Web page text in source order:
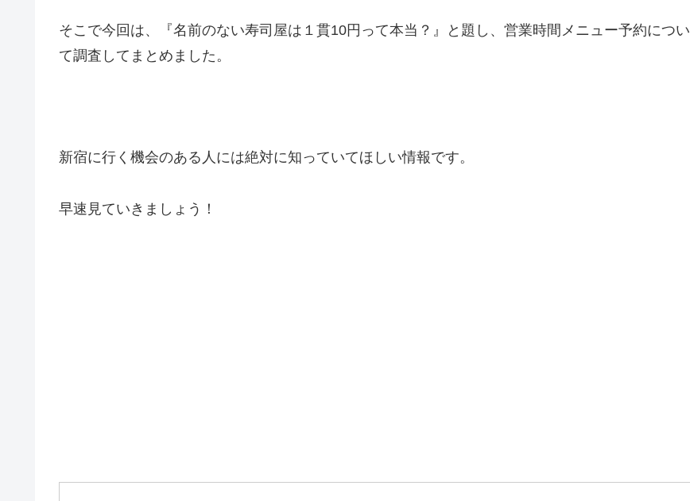
そこで今回は、『名前のない寿司屋は１貫10円って本当？』と題し、営業時間メニュー予約につい
て調査してまとめました。
新宿に行く機会のある人には絶対に知っていてほしい情報です。
早速見ていきましょう！